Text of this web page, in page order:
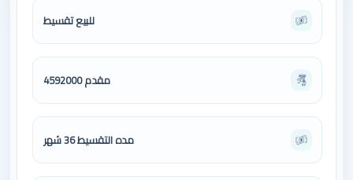
للبيع تقسيط
مقدم 4592000
مده التقسيط 36 شهر